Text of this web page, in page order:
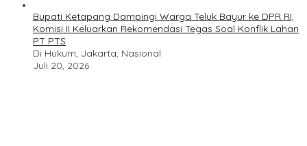
Bupati Ketapang Dampingi Warga Teluk Bayur ke DPR RI,
Komisi II Keluarkan Rekomendasi Tegas Soal Konflik Lahan
PT PTS
Di Hukum, Jakarta, Nasional
Juli 20, 2026